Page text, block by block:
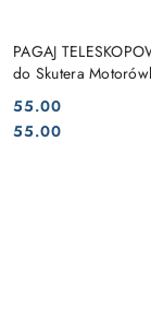
PAGAJ
do Skutera
Cena:
55.00
Cena:
55.00